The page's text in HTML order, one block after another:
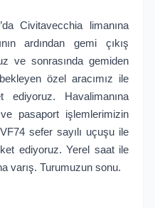
Civitavecchia limanına
ardından gemi çıkış
ve sonrasında gemiden
özel aracımız ile
ediyoruz. Havalimanına
pasaport işlemlerimizin
sefer sayılı uçuşu ile
ediyoruz. Yerel saat ile
varış. Turumuzun sonu.